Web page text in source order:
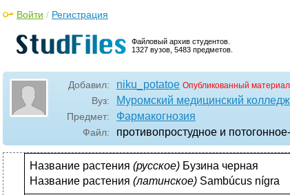
Файловый архив студентов.
1327 вузов, 5483 предметов.
Войти / Регистрация
Добавил: niku_potatoe Опубликованный
Вуз: Муромский медицинский колледж
Предмет: Фармакогнозия
Файл: противопростудное и
Название растения (русское) Бузина черная
Название растения (латинское) Sambúcus nígra